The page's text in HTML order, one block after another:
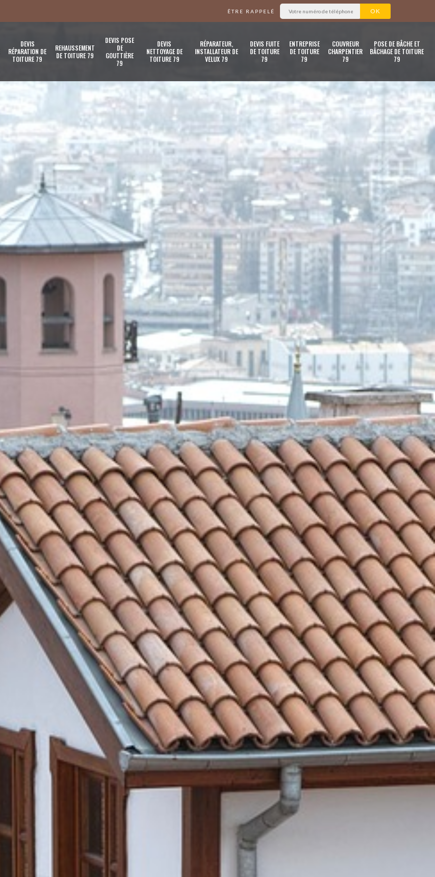
ÊTRE RAPPELÉ
DEVIS
RÉPARATION DE
TOITURE 79
REHAUSSEMENT
DE TOITURE 79
DEVIS POSE
DE
GOUTTIÈRE
79
DEVIS
NETTOYAGE DE
TOITURE 79
RÉPARATEUR,
INSTALLATEUR DE
VELUX 79
DEVIS FUITE
DE TOITURE
79
ENTREPRISE
DE TOITURE
79
COUVREUR
CHARPENTIER
79
POSE DE BÂCHE ET
BÂCHAGE DE TOITURE
79